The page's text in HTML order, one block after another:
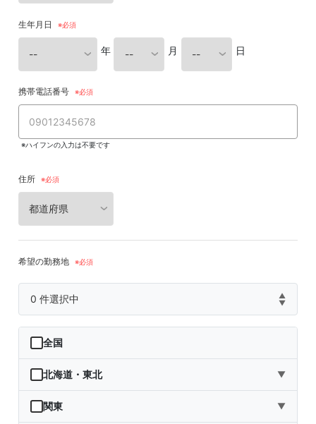
生年月日
年 月 日
携帯電話番号
※ハイフンの入力は不要です
住所
希望の勤務地
0 件選択中
▲
▼
全国
北海道・東北 ▼
北海道
関東 ▼